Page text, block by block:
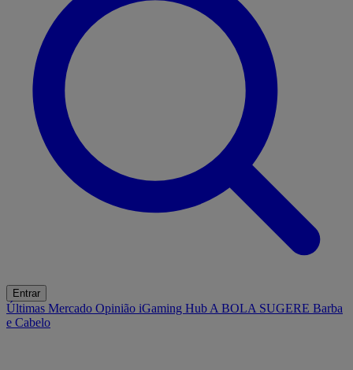
Entrar
Últimas Mercado Opinião iGaming Hub A BOLA SUGERE Barba
e Cabelo